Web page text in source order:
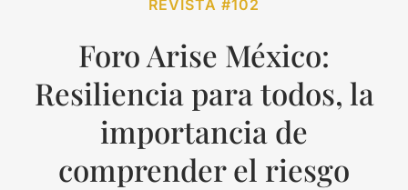
REVISTA #102
Foro Arise México:
Resiliencia para todos, la
importancia de
comprender el riesgo